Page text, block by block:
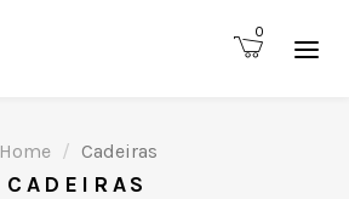
0
Home Cadeiras
CADEIRAS